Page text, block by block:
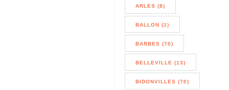
ARLES (8)
BALLON (1)
BARBES (70)
BELLEVILLE (13)
BIDONVILLES (70)